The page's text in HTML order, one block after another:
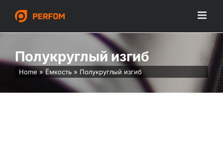
Полукруглый изгиб
Home»Ёмкость » Полукруглый изгиб